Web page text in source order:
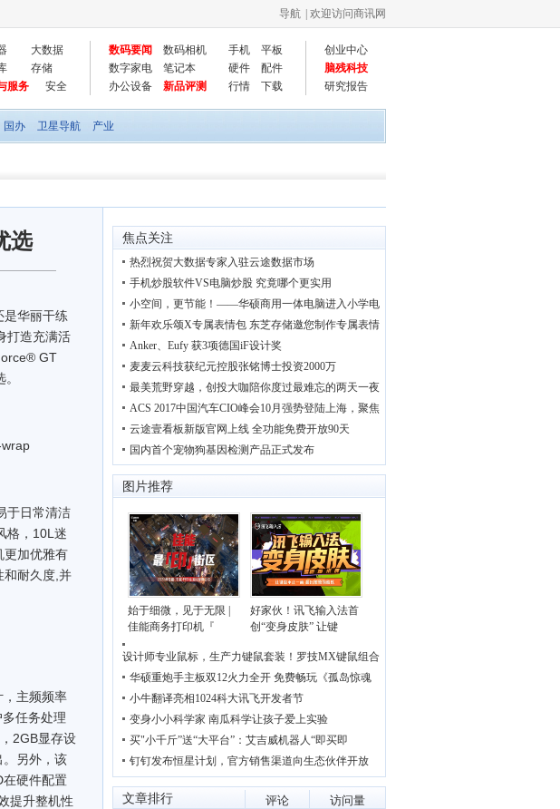
导航 | 欢迎访问商讯网
大数据
存储
服务 安全
数码要闻 数码相机 手机
平板
数字家电
笔记本 硬件
配件
办公设备
新品评测 行情 下载
创业中心
脑残科技
研究报告
国办 卫星导航 产业
选
华丽干练
打造充满活
GT
于日常清洁
格，10L迷
更加优雅有
和耐久度,并
主频频率
任务处理
2GB显存设
另外，该
在硬件配置
提升整机性
焦点关注
热烈祝贺大数据专家入驻云途数据市场
手机炒股软件VS电脑炒股 究竟哪个更实用
小空间，更节能！——华硕商用一体电脑进入小学电
新年欢乐颂X专属表情包 东芝存储邀您制作专属表情
Anker、Eufy 获3项德国iF设计奖
麦麦云科技获纪元控股张铭博士投资2000万
最美荒野穿越，创投大咖陪你度过最难忘的两天一夜
ACS 2017中国汽车CIO峰会10月强势登陆上海，聚焦
云途壹看板新版官网上线 全功能免费开放90天
国内首个宠物狗基因检测产品正式发布
图片推荐
始于细微，见于无限 |
佳能商务打印机『
好家伙！讯飞输入法首
创“变身皮肤” 让键
设计师专业鼠标，生产力键鼠套装！罗技MX键鼠组合
华硕重炮手主板双12火力全开 免费畅玩《孤岛惊魂
小牛翻译亮相1024科大讯飞开发者节
变身小小科学家 南瓜科学让孩子爱上实验
买"小千斤”送“大平台”：艾吉威机器人“即买即
钉钉发布恒星计划，官方销售渠道向生态伙伴开放
文章排行 评论 访问量